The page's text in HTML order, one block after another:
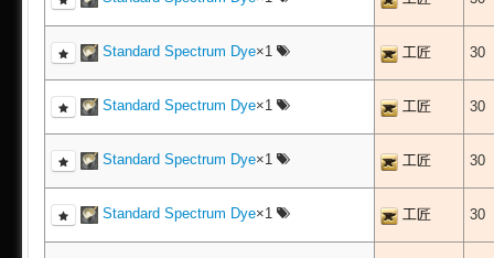
Standard Spectrum Dye×1 工匠 30
Standard Spectrum Dye×1 工匠 30
Standard Spectrum Dye×1 工匠 30
Standard Spectrum Dye×1 工匠 30